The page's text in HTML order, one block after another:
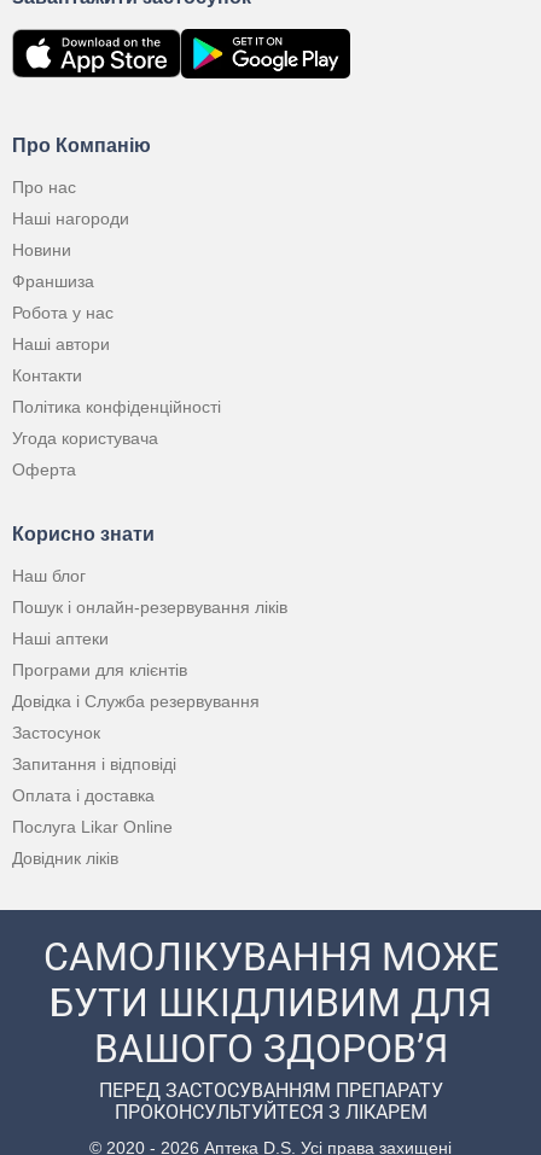
Про Компанію
Про нас
Наші нагороди
Новини
Франшиза
Робота у нас
Наші автори
Контакти
Політика конфіденційності
Угода користувача
Оферта
Корисно знати
Наш блог
Пошук і онлайн-резервування ліків
Наші аптеки
Програми для клієнтів
Довідка і Служба резервування
Застосунок
Запитання і відповіді
Оплата і доставка
Послуга Likar Online
Довідник ліків
САМОЛІКУВАННЯ МОЖЕ
БУТИ ШКІДЛИВИМ ДЛЯ
ВАШОГО ЗДОРОВ’Я
ПЕРЕД ЗАСТОСУВАННЯМ ПРЕПАРАТУ
ПРОКОНСУЛЬТУЙТЕСЯ З ЛІКАРЕМ
© 2020 - 2026 Аптека D.S. Усі права захищені